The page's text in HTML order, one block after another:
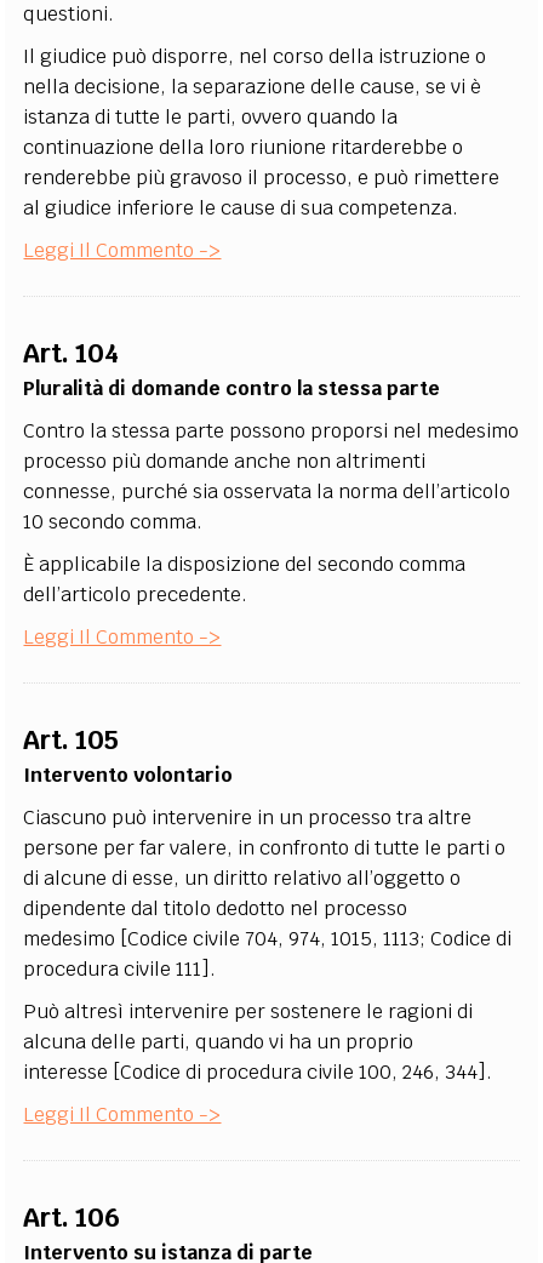
questioni.
Il giudice può disporre, nel corso della istruzione o
nella decisione, la separazione delle cause, se vi è
istanza di tutte le parti, ovvero quando la
continuazione della loro riunione ritarderebbe o
renderebbe più gravoso il processo, e può rimettere
al giudice inferiore le cause di sua competenza.
Leggi Il Commento ->
Art. 104
Pluralità di domande contro la stessa parte
Contro la stessa parte possono proporsi nel medesimo
processo più domande anche non altrimenti
connesse, purché sia osservata la norma dell’articolo
10 secondo comma.
È applicabile la disposizione del secondo comma
dell’articolo precedente.
Leggi Il Commento ->
Art. 105
Intervento volontario
Ciascuno può intervenire in un processo tra altre
persone per far valere, in confronto di tutte le parti o
di alcune di esse, un diritto relativo all’oggetto o
dipendente dal titolo dedotto nel processo
medesimo [Codice civile 704, 974, 1015, 1113; Codice di
procedura civile 111].
Può altresì intervenire per sostenere le ragioni di
alcuna delle parti, quando vi ha un proprio
interesse [Codice di procedura civile 100, 246, 344].
Leggi Il Commento ->
Art. 106
Intervento su istanza di parte